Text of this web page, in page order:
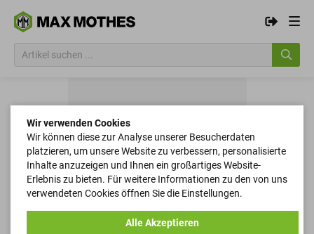
Wir verwenden Cookies
Wir können diese zur Analyse unserer Besucherdaten
platzieren, um unsere Website zu verbessern, personalisierte
Inhalte anzuzeigen und Ihnen ein großartiges Website-
Erlebnis zu bieten. Für weitere Informationen zu den von uns
verwendeten Cookies öffnen Sie die Einstellungen.
Alle Akzeptieren